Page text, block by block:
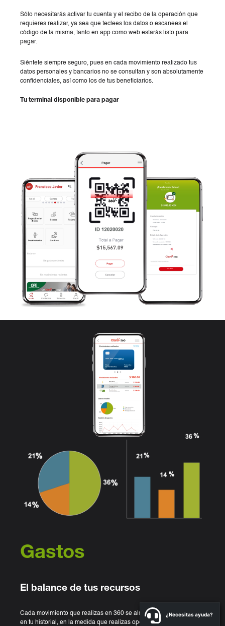
Sólo necesitarás activar tu cuenta y el recibo de la operación que
requieres realizar, ya sea que teclees los datos o escanees el
código de la misma, tanto en app como web estarás listo para
pagar.
Siéntete siempre seguro, pues en cada movimiento realizado tus
datos personales y bancarios no se consultan y son absolutamente
confidenciales, así como los de tus beneficiarios.
Tu terminal disponible para pagar
Gastos
El balance de tus recursos
Cada movimiento que realizas en 360 se almacena y se muestra
en tu historial, en la medida que realizas operaciones, pagos,
¿Necesitas ayuda?